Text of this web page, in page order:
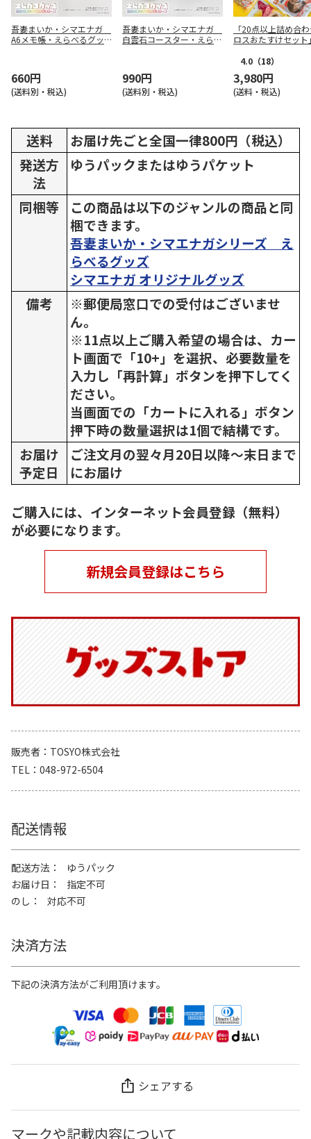
吾妻まいか・シマエナガ
A6メモ帳・えらべるグッ
660円
(送料別・税込)
吾妻まいか・シマエナガ
白雲石コースター・えらべ
990円
(送料別・税込)
「20点以上詰め合
ロスおたすけセット
4.0 （18）
3,980円
(送料・税込)
送料
お届け先ごと全国一律800円（税込）
発送方
法
ゆうパックまたはゆうパケット
同梱等
この商品は以下のジャンルの商品と同
梱できます。
吾妻まいか・シマエナガシリーズ え
らべるグッズ
シマエナガ オリジナルグッズ
備考
※郵便局窓口での受付はございませ
ん。
※11点以上ご購入希望の場合は、カー
ト画面で「10+」を選択、必要数量を
入力し「再計算」ボタンを押下してく
ださい。
当画面での「カートに入れる」ボタン
押下時の数量選択は1個で結構です。
お届け
予定日
ご注文月の翌々月20日以降～末日まで
にお届け
ご購入には、インターネット会員登録（無料）
が必要になります。
新規会員登録はこちら
販売者
TOSYO株式会社
TEL
048-972-6504
配送情報
配送方法
ゆうパック
お届け日
指定不可
のし
対応不可
決済方法
下記の決済方法がご利用頂けます。
シェアする
マークや記載内容について